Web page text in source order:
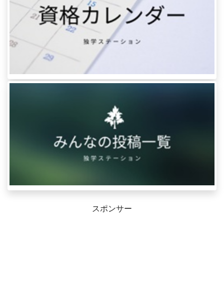
スポンサー